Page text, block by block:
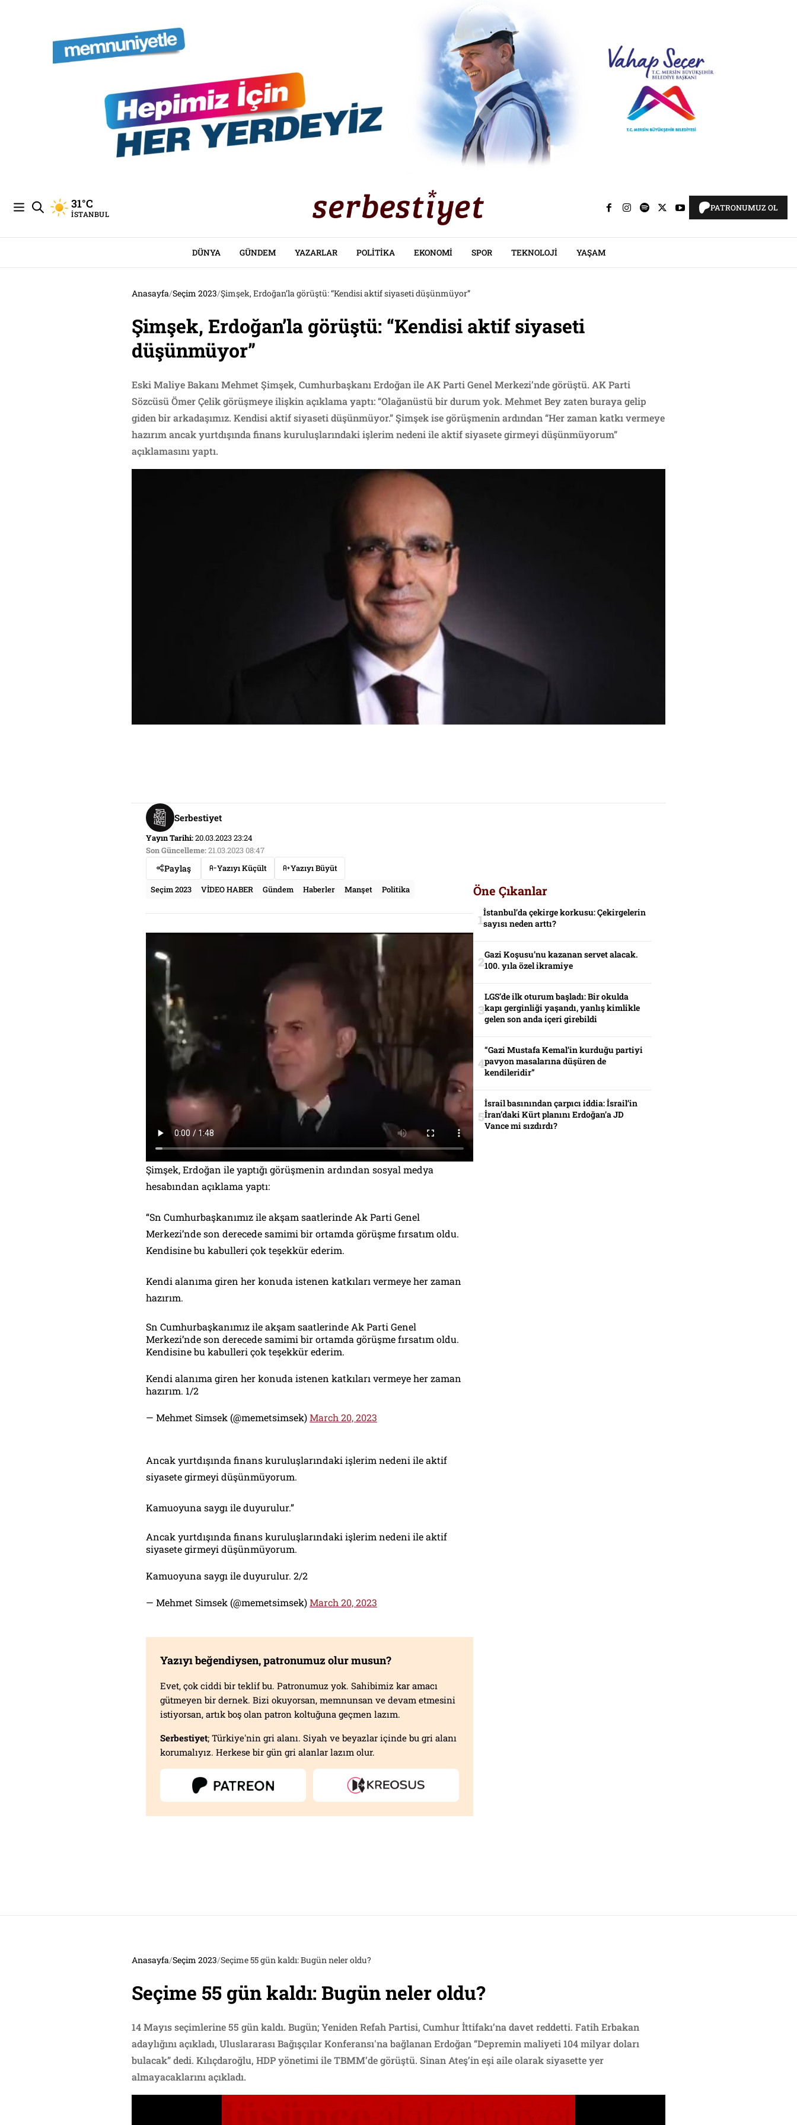
31°C
İSTANBUL
PATRONUMUZ OL
DÜNYA GÜNDEM YAZARLAR POLITIKA EKONOMI SPOR TEKNOLOJI YAŞAM
Anasayfa/Seçim 2023/Şimşek, Erdoğan’la görüştü: “Kendisi aktif siyaseti düşünmüyor”
Şimşek, Erdoğan’la görüştü: “Kendisi aktif siyaseti
düşünmüyor”
Eski Maliye Bakanı Mehmet Şimşek, Cumhurbaşkanı Erdoğan ile AK Parti Genel Merkezi’nde görüştü. AK Parti
Sözcüsü Ömer Çelik görüşmeye ilişkin açıklama yaptı: “Olağanüstü bir durum yok. Mehmet Bey zaten buraya gelip
giden bir arkadaşımız. Kendisi aktif siyaseti düşünmüyor.” Şimşek ise görüşmenin ardından “Her zaman katkı vermeye
hazırım ancak yurtdışında finans kuruluşlarındaki işlerim nedeni ile aktif siyasete girmeyi düşünmüyorum”
açıklamasını yaptı.
Serbestiyet
Yayın Tarihi:20.03.2023 23:24
Son Güncelleme:21.03.2023 08:47
Paylaş Yazıyı Küçült
Yazıyı Büyüt
Seçim 2023
VİDEO HABER Gündem Haberler Manşet Politika
Şimşek, Erdoğan ile yaptığı görüşmenin ardından sosyal medya
hesabından açıklama yaptı:
“Sn Cumhurbaşkanımız ile akşam saatlerinde Ak Parti Genel
Merkezi’nde son derecede samimi bir ortamda görüşme fırsatım oldu.
Kendisine bu kabulleri çok teşekkür ederim.
Kendi alanıma giren her konuda istenen katkıları vermeye her zaman
hazırım.
Sn Cumhurbaşkanımız ile akşam saatlerinde Ak Parti Genel
Merkezi’nde son derecede samimi bir ortamda görüşme fırsatım oldu.
Kendisine bu kabulleri çok teşekkür ederim.
Kendi alanıma giren her konuda istenen katkıları vermeye her zaman
hazırım. 1/2
— Mehmet Simsek (@memetsimsek)March 20, 2023
Ancak yurtdışında finans kuruluşlarındaki işlerim nedeni ile aktif
siyasete girmeyi düşünmüyorum.
Kamuoyuna saygı ile duyurulur.”
Ancak yurtdışında finans kuruluşlarındaki işlerim nedeni ile aktif
siyasete girmeyi düşünmüyorum.
Kamuoyuna saygı ile duyurulur. 2/2
— Mehmet Simsek (@memetsimsek)March 20, 2023
Yazıyı beğendiysen, patronumuz olur musun?
Evet, çok ciddi bir teklif bu. Patronumuz yok. Sahibimiz kar amacı
gütmeyen bir dernek. Bizi okuyorsan, memnunsan ve devam etmesini
istiyorsan, artık boş olan patron koltuğuna geçmen lazım.
Serbestiyet; Türkiye'nin gri alanı. Siyah ve beyazlar içinde bu gri alanı
korumalıyız. Herkese bir gün gri alanlar lazım olur.
Öne Çıkanlar
İstanbul’da çekirge korkusu: Çekirgelerin
sayısı neden arttı?
Gazi Koşusu’nu kazanan servet alacak.
100. yıla özel ikramiye
LGS’de ilk oturum başladı: Bir okulda
kapı gerginliği yaşandı, yanlış kimlikle
gelen son anda içeri girebildi
“Gazi Mustafa Kemal’in kurduğu partiyi
pavyon masalarına düşüren de
kendileridir”
İsrail basınından çarpıcı iddia: İsrail’in
İran’daki Kürt planını Erdoğan’a JD
Vance mi sızdırdı?
Anasayfa/Seçim 2023/Seçime 55 gün kaldı: Bugün neler oldu?
Seçime 55 gün kaldı: Bugün neler oldu?
14 Mayıs seçimlerine 55 gün kaldı. Bugün; Yeniden Refah Partisi, Cumhur İttifakı’na davet reddetti. Fatih Erbakan
adaylığını açıkladı, Uluslararası Bağışçılar Konferansı'na bağlanan Erdoğan “Depremin maliyeti 104 milyar doları
bulacak” dedi. Kılıçdaroğlu, HDP yönetimi ile TBMM’de görüştü. Sinan Ateş’in eşi aile olarak siyasette yer
almayacaklarını açıkladı.